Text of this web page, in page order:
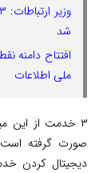
شد
افتتاح دامنه
ملی اطلاعات
۳ خدمت از این
صورت گرفته
دیجیتال کردن